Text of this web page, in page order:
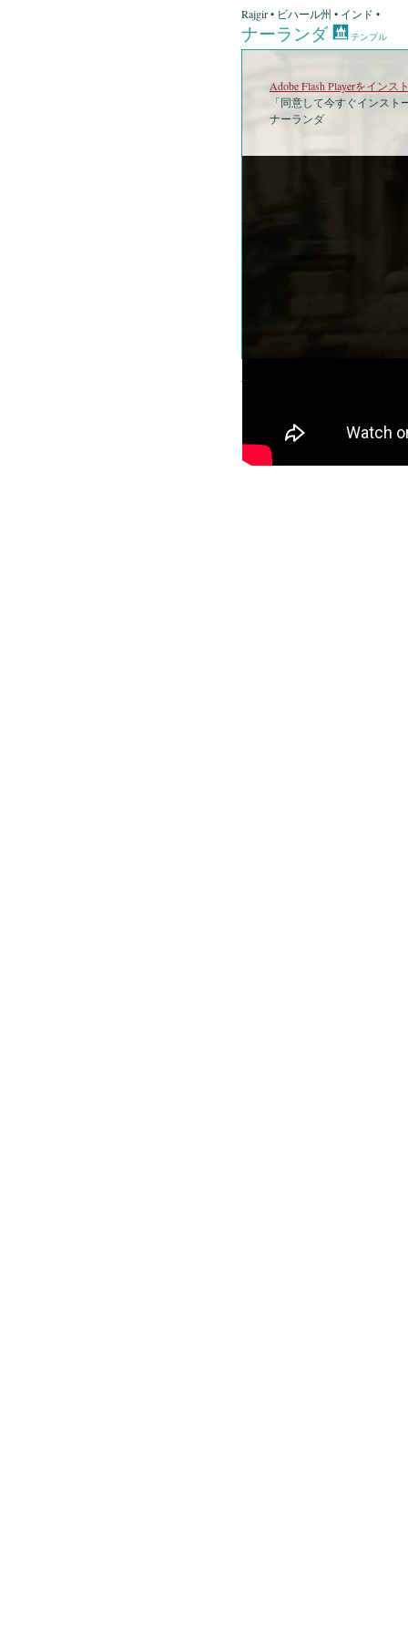
Rajgir • ビハール州 • インド •
ナーランダ テンプル
Adobe Flash Playerをインス
「同意して今すぐインス
ナーランダ
©